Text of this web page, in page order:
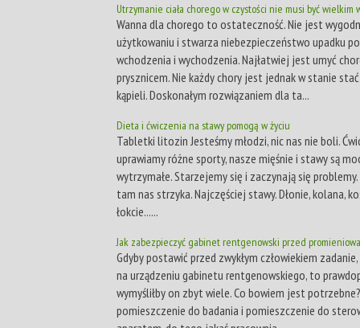
Utrzymanie ciała chorego w czystości nie musi być wielkim
Wanna dla chorego to ostateczność. Nie jest
użytkowaniu i stwarza niebezpieczeństwo upadku
wchodzenia i wychodzenia. Najłatwiej jest umyć
prysznicem. Nie każdy chory jest jednak w stanie
kąpieli. Doskonałym rozwiązaniem dla ta...
Dieta i ćwiczenia na stawy pomogą w życiu
Tabletki litozin Jesteśmy młodzi, nic nas nie boli.
uprawiamy różne sporty, nasze mięśnie i stawy są
wytrzymałe. Starzejemy się i zaczynają się
tam nas strzyka. Najczęściej stawy. Dłonie, kolana,
łokcie......
Jak zabezpieczyć gabinet rentgenowski przed
Gdyby postawić przed zwykłym człowiekiem
na urządzeniu gabinetu rentgenowskiego, to
wymyśliłby on zbyt wiele. Co bowiem jest
pomieszczenie do badania i pomieszczenie do